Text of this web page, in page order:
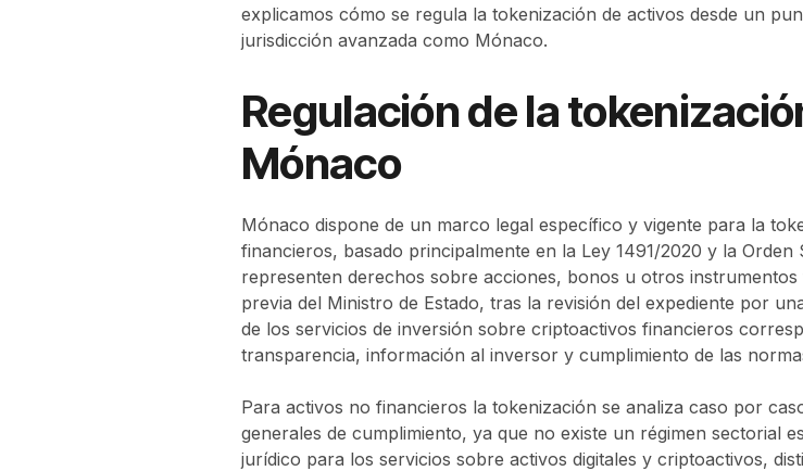
explicamos cómo se regula la tokenización de activos desde un
jurisdicción avanzada como Mónaco.
Regulación de la
Mónaco
Mónaco dispone de un marco legal específico y vigente para la
financieros, basado principalmente en la Ley 1491/2020 y la
representen derechos sobre acciones, bonos u otros
previa del Ministro de Estado, tras la revisión del expediente por
de los servicios de inversión sobre criptoactivos financieros
transparencia, información al inversor y cumplimiento de las
Para activos no financieros la tokenización se analiza caso por
generales de cumplimiento, ya que no existe un régimen sectorial
jurídico para los servicios sobre activos digitales y criptoactivos,